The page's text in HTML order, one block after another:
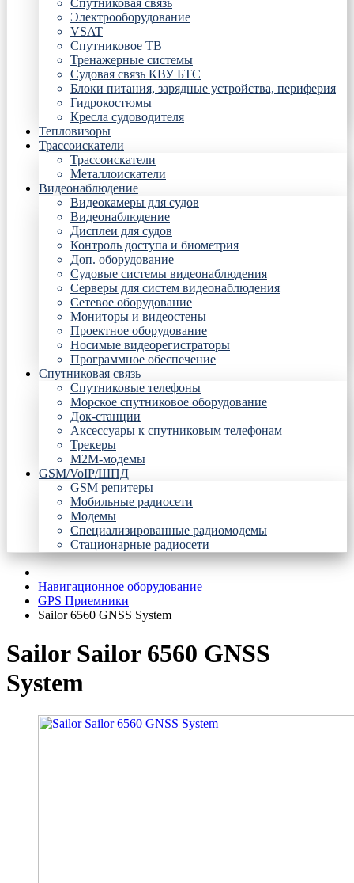
Спутниковая связь
Электрооборудование
VSAT
Спутниковое ТВ
Тренажерные системы
Судовая связь КВУ БТС
Блоки питания, зарядные устройства, периферия
Гидрокостюмы
Кресла судоводителя
Тепловизоры
Трассоискатели
Трассоискатели
Металлоискатели
Видеонаблюдение
Видеокамеры для судов
Видеонаблюдение
Дисплеи для судов
Контроль доступа и биометрия
Доп. оборудование
Судовые системы видеонаблюдения
Серверы для систем видеонаблюдения
Сетевое оборудование
Мониторы и видеостены
Проектное оборудование
Носимые видеорегистраторы
Программное обеспечение
Спутниковая связь
Спутниковые телефоны
Морское спутниковое оборудование
Док-станции
Аксессуары к спутниковым телефонам
Трекеры
М2М-модемы
GSM/VoIP/ШПД
GSM репитеры
Мобильные радиосети
Модемы
Специализированные радиомодемы
Стационарные радиосети
Навигационное оборудование
GPS Приемники
Sailor 6560 GNSS System
Sailor Sailor 6560 GNSS
System